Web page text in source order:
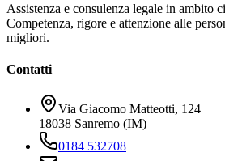
Assistenza e consulenza legale in ambito
Competenza, rigore e attenzione alle
migliori.
Contatti
Via Giacomo Matteotti, 124
18038 Sanremo (IM)
0184 532708